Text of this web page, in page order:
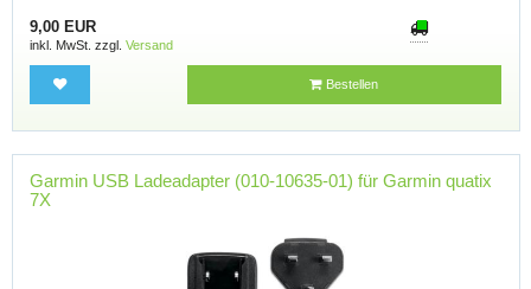
9,00 EUR
inkl. MwSt. zzgl. Versand
Bestellen
Garmin USB Ladeadapter (010-10635-01) für Garmin quatix
7X